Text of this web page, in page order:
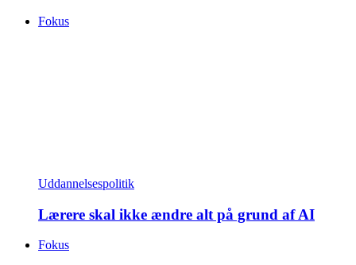
Fokus
Uddannelsespolitik
Lærere skal ikke ændre alt på grund af AI
Fokus